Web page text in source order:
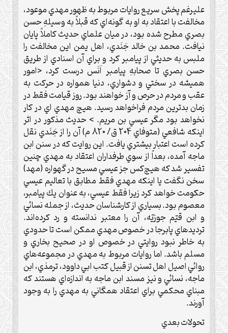
عليرغم پخش سريع روايات مربوط به ظهور مهدي موعود،
مخالفت با اعتقاد به او به گونه‌اي كه قبلاً به وسيلهِ حسن
بصري مطرح شده بود، در ميان علماي حديث كاملاً پايان
نيافت. محمد بن خالد جَنَدي، اهل يمن اين مخالفت را
ملبس به حديثي از پيامبر كرد و براي آن اسنادي از طريق
حسن بصري تا صحابهِ پيامبر اَنَس درست كرد، <امور
هميشه در سختي و دشواري، دنيا همواره در حركت به
عقب و مردم در حرص و آز خواهند بود. روز قيامت فقط در
زمان بدترين مردم فراخواهد رسيد. هيچ مهدي اي در كار
نخواهد بود مگر عيسي بن مريم. > حديث مذكور در اثر
اينكه شافعي (متوفاي 204 ق/ 820 م) آن را از جَنَدي نقل
كرده است اعتبار بيشتري يافت. اين روايت كه در سنن ابن
ماجه آمده، بعداً از سوي طرفداران اعتقاد به مهدي چنين
تفسير شد كه هيچ‌كس جز عيسي مسيح در گهواره (مهد)
سخن نگفت يا اينكه مهدي فقط مطابق با تعاليم عيسي
حكومت خواهد كرد زيرا فقط عيسي، به عنوان يك پيامبر،
معصوم بود. بسياري از كارشناسان حديث، از جمله نسائي
و ابن قيّم جوزيّه، آن را معتبر ندانسته و رد كرده‌اند.
ترديدهاي پابرجا در خصوص مهدي ممكن است تا حدودي
به خاطر نبود روايتي در خصوص او در صحيح بخاري و
مسلم باشد. اما روايات مربوط به مهدي در مجموعه‌هاي
روائي اصيل اهل تسنن از قبيل كتب ابي داوود، ترمذي، ابن
ماجه، نسائي و نيز مسند ابن ماجه به اندازه‌اي هستند كه
مبناي محكمي براي اعتقاد همگاني به مهدي را به وجود
آورند.
تحولات بعدي‌